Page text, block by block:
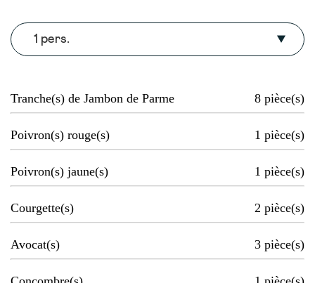
1 pers.
Tranche(s) de Jambon de Parme 8 pièce(s)
Poivron(s) rouge(s) 1 pièce(s)
Poivron(s) jaune(s) 1 pièce(s)
Courgette(s) 2 pièce(s)
Avocat(s) 3 pièce(s)